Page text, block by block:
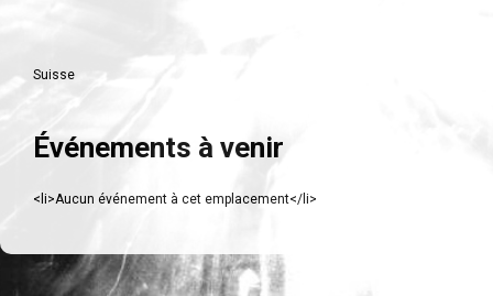
Suisse
Événements à venir
<li>Aucun événement à cet emplacement</li>